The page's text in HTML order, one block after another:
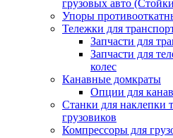
грузовых авто
Упоры
Тележки для
Запчасти для
Запчасти для
колес
Канавные домкраты
Опции для
Станки для наклепки
грузовиков
Компрессоры для